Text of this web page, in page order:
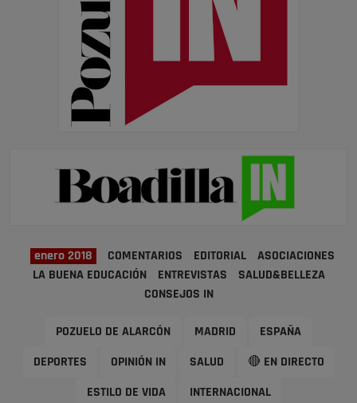
enero 2018 COMENTARIOS EDITORIAL
ASOCIACIONES
LA BUENA EDUCACIÓN
ENTREVISTAS
SALUD&BELLEZA
CONSEJOS IN
POZUELO DE ALARCÓN MADRID ESPAÑA
DEPORTES OPINIÓN IN SALUD 🔴 EN DIRECTO
ESTILO DE VIDA INTERNACIONAL